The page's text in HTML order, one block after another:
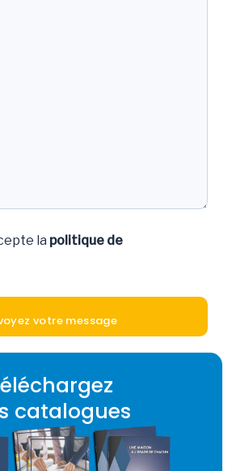
la politique de
catalogues